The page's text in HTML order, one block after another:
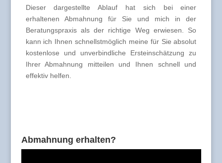
Dieser dargestellte Ablauf hat sich bei einer
erhaltenen Abmahnung für Sie und mich in der
Beratungspraxis als der richtige Weg erwiesen. So
kann ich Ihnen schnellstmöglich meine für Sie absolut
kostenlose und unverbindliche Ersteinschätzung zu
Ihrer Abmahnung mitteilen und Ihnen schnell und
effektiv helfen.
Abmahnung erhalten?